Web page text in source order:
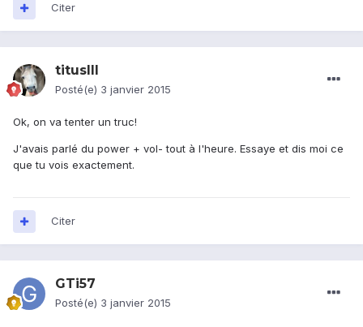
Citer
titusIII
Posté(e) 3 janvier 2015
Ok, on va tenter un truc!
J'avais parlé du power + vol- tout à l'heure. Essaye et dis moi ce
que tu vois exactement.
Citer
GTi57
Posté(e) 3 janvier 2015